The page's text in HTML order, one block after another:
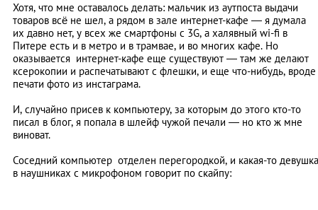
Хотя, что мне оставалось делать: мальчик из аутпоста выдачи
товаров всё не шел, а рядом в зале интернет-кафе — я думала
их давно нет, у всех же смартфоны с 3G, а халявный wi-fi в
Питере есть и в метро и в трамвае, и во многих кафе. Но
оказывается интернет-кафе еще существуют — там же делают
ксерокопии и распечатывают с флешки, и еще что-нибудь, вроде
печати фото из инстаграма.
И, случайно присев к компьютеру, за которым до этого кто-то
писал в блог, я попала в шлейф чужой печали — но кто ж мне
виноват.
Соседний компьютер отделен перегородкой, и какая-то девушка
в наушниках с микрофоном говорит по скайпу: